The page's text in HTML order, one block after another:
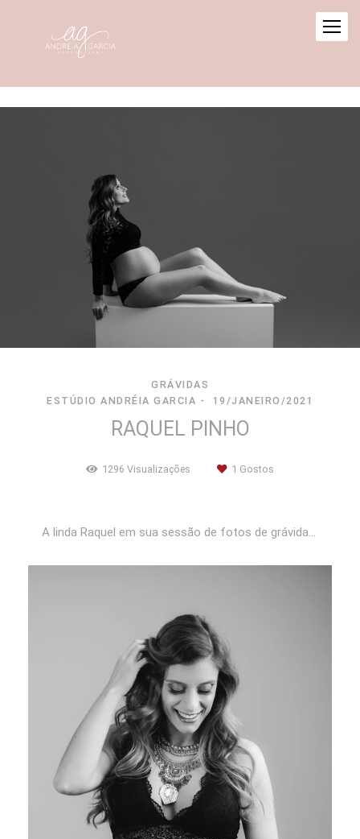
GRÁVIDAS
ESTÚDIO ANDRÉIA GARCIA
19/JANEIRO/2021
RAQUEL PINHO
1296 Visualizações 1 Gostos
A linda Raquel em sua sessão de fotos de grávida...